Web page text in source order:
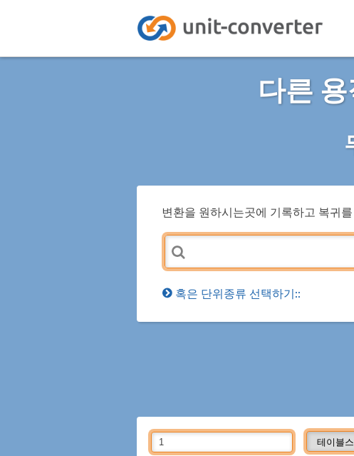
다른
변환을 원하시는곳에 기록하고 복귀를
혹은 단위종류 선택하기::